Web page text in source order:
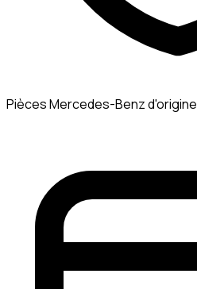
Pièces Mercedes-Benz d'origine